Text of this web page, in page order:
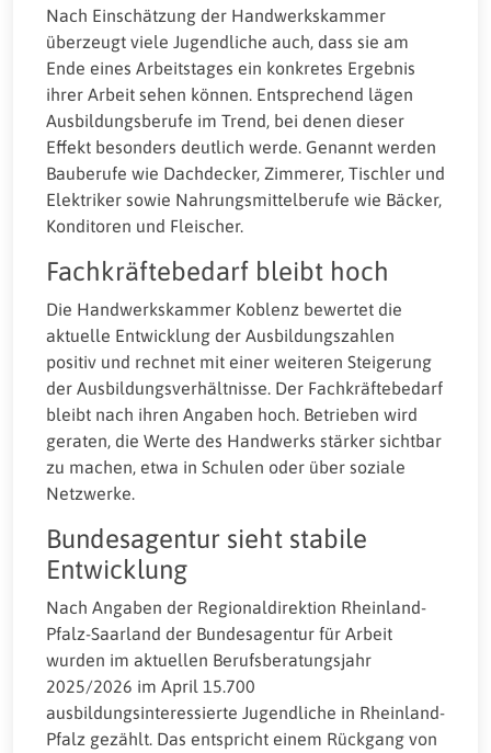
Nach Einschätzung der Handwerkskammer
überzeugt viele Jugendliche auch, dass sie am
Ende eines Arbeitstages ein konkretes Ergebnis
ihrer Arbeit sehen können. Entsprechend lägen
Ausbildungsberufe im Trend, bei denen dieser
Effekt besonders deutlich werde. Genannt werden
Bauberufe wie Dachdecker, Zimmerer, Tischler und
Elektriker sowie Nahrungsmittelberufe wie Bäcker,
Konditoren und Fleischer.
Fachkräftebedarf bleibt hoch
Die Handwerkskammer Koblenz bewertet die
aktuelle Entwicklung der Ausbildungszahlen
positiv und rechnet mit einer weiteren Steigerung
der Ausbildungsverhältnisse. Der Fachkräftebedarf
bleibt nach ihren Angaben hoch. Betrieben wird
geraten, die Werte des Handwerks stärker sichtbar
zu machen, etwa in Schulen oder über soziale
Netzwerke.
Bundesagentur sieht stabile
Entwicklung
Nach Angaben der Regionaldirektion Rheinland-
Pfalz-Saarland der Bundesagentur für Arbeit
wurden im aktuellen Berufsberatungsjahr
2025/2026 im April 15.700
ausbildungsinteressierte Jugendliche in Rheinland-
Pfalz gezählt. Das entspricht einem Rückgang von